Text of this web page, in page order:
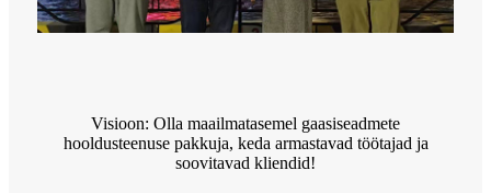
Visioon: Olla maailmatasemel gaasiseadmete
hooldusteenuse pakkuja, keda armastavad töötajad ja
soovitavad kliendid!